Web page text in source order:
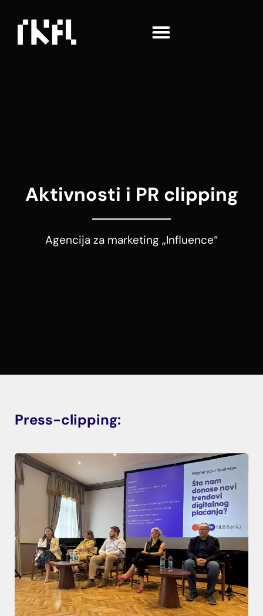
Aktivnosti i PR clipping
Agencija za marketing „Influence“
Press-clipping: